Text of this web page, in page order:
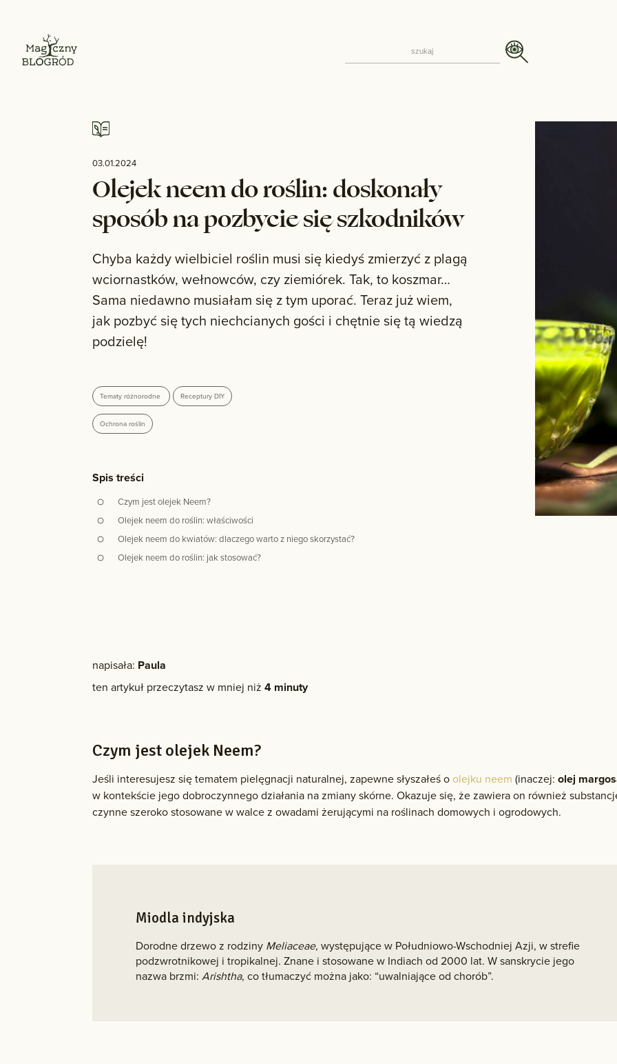
03.01.2024
Olejek neem do roślin: doskonały
sposób na pozbycie się szkodników
Chyba każdy wielbiciel roślin musi się kiedyś zmierzyć z plagą
wciornastków, wełnowców, czy ziemiórek. Tak, to koszmar…
Sama niedawno musiałam się z tym uporać. Teraz już wiem,
jak pozbyć się tych niechcianych gości i chętnie się tą wiedzą
podzielę!
Tematy różnorodne Receptury DIY
Ochrona roślin
Spis treści
Czym jest olejek Neem?
Olejek neem do roślin: właściwości
Olejek neem do kwiatów: dlaczego warto z niego skorzystać?
Olejek neem do roślin: jak stosować?
napisała: Paula
ten artykuł przeczytasz w mniej niż4 minuty
Czym jest olejek Neem?
Jeśli interesujesz się tematem pielęgnacji naturalnej, zapewne słyszałeś oolejku neem (inaczej:olej
w kontekście jego dobroczynnego działania na zmiany skórne. Okazuje się, że zawiera on również
czynne szeroko stosowane w walce z owadami żerującymi na roślinach domowych i ogrodowych.
Miodla indyjska
Dorodne drzewo z rodziny Meliaceae, występujące w Południowo-Wschodniej Azji, w strefie
podzwrotnikowej i tropikalnej. Znane i stosowane w Indiach od 2000 lat. W sanskrycie jego
nazwa brzmi:Arishtha, co tłumaczyć można jako: “uwalniające od chorób”.